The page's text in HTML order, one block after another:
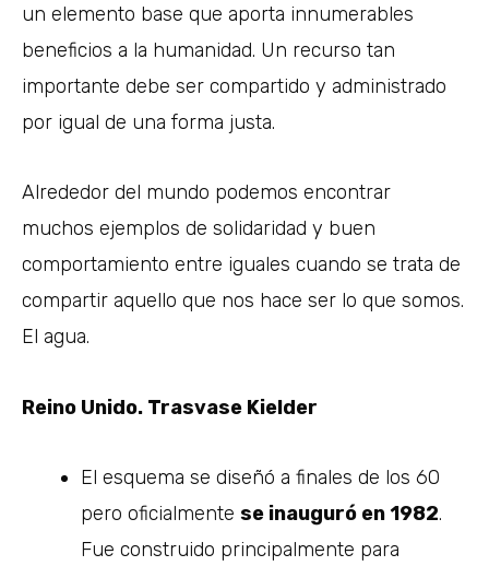
un elemento base que aporta innumerables
beneficios a la humanidad. Un recurso tan
importante debe ser compartido y administrado
por igual de una forma justa.
Alrededor del mundo podemos encontrar
muchos ejemplos de solidaridad y buen
comportamiento entre iguales cuando se trata de
compartir aquello que nos hace ser lo que somos.
El agua.
Reino Unido. Trasvase Kielder
El esquema se diseñó a finales de los 60
pero oficialmente se inauguró en 1982.
Fue construido principalmente para